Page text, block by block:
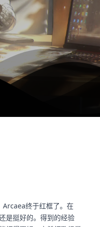
Arcaea终于红框了。在
是挺好的。得到的经验